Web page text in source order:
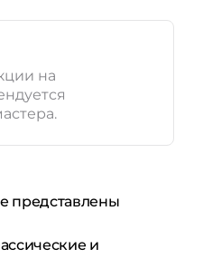
на
представлены
и